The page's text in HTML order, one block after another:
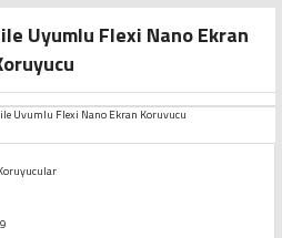
Uyumlu Flexi Nano Ekran